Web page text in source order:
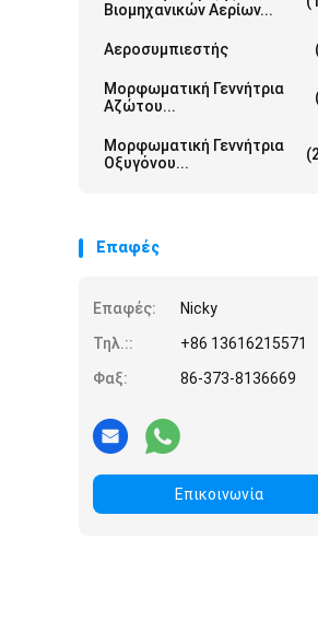
Βιομηχανικών Αερίων...
Αεροσυμπιεστής
Μορφωματική Γεννήτρια
Αζώτου...
Μορφωματική Γεννήτρια
Οξυγόνου...
Επαφές
Επαφές:
Nicky
Τηλ.::
+86 13616215571
Φαξ:
86-373-8136669
Επικοινωνία